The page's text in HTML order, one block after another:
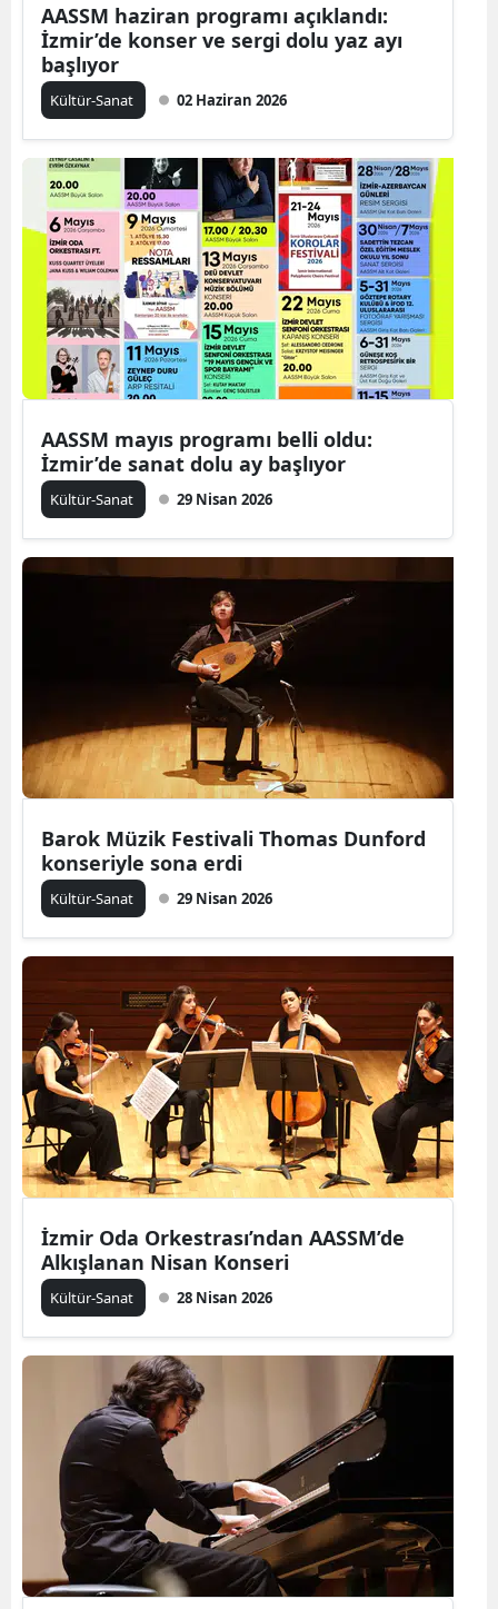
AASSM haziran programı açıklandı:
İzmir’de konser ve sergi dolu yaz ayı
başlıyor
Kültür-Sanat 02 Haziran 2026
AASSM mayıs programı belli oldu:
İzmir’de sanat dolu ay başlıyor
Kültür-Sanat 29 Nisan 2026
Barok Müzik Festivali Thomas Dunford
konseriyle sona erdi
Kültür-Sanat 29 Nisan 2026
İzmir Oda Orkestrası’ndan AASSM’de
Alkışlanan Nisan Konseri
Kültür-Sanat 28 Nisan 2026